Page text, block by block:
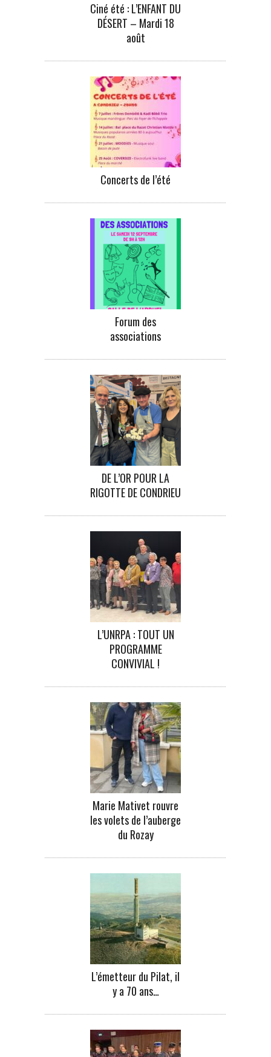
Ciné été : L’ENFANT DU
DÉSERT – Mardi 18
août
Concerts de l’été
Forum des
associations
DE L’OR POUR LA
RIGOTTE DE CONDRIEU
L’UNRPA : TOUT UN
PROGRAMME
CONVIVIAL !
Marie Mativet rouvre
les volets de l’auberge
du Rozay
L’émetteur du Pilat, il
y a 70 ans…